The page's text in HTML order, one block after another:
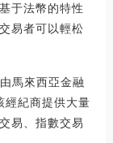
于法幣的特性
易者可以輕松
馬來西亞金融
經紀商提供大量
易、指數交易